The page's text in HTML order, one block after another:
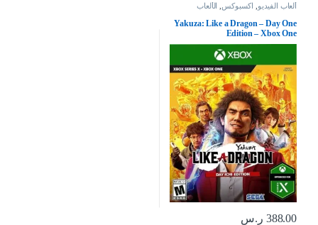
ألعاب الفيديو اكسبوكس الألعاب
Yakuza: Like a Dragon – Day One
Edition – Xbox One
388.00 ر.س